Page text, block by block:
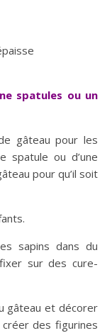
spatules ou un
gâteau pour les
spatule ou d’une
pour qu’il soit
sapins dans du
sur des cure-
gâteau et décorer
des figurines